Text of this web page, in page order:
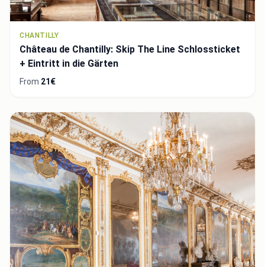
CHANTILLY
Château de Chantilly: Skip The Line Schlossticket
+ Eintritt in die Gärten
From 21€